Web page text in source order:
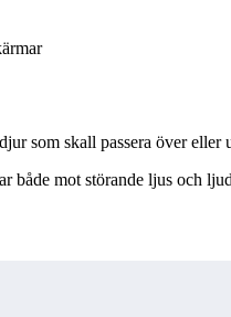
som skall passera över
både mot störande ljus och